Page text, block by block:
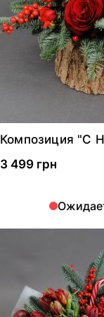
Композиция "С
3 499 грн